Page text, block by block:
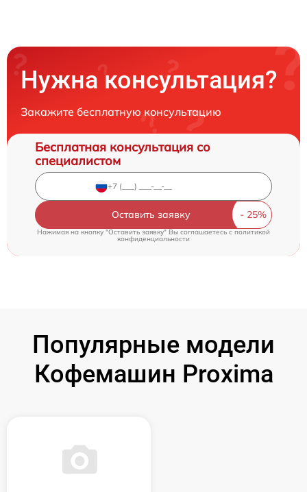
Нужна консультация?
Закажите бесплатную консультацию
Бесплатная консультация со
специалистом
Оставить заявку
Нажимая на кнопку "Оставить заявку" Вы соглашаетесь cполитикой
конфиденциальности
Популярные модели
Кофемашин Proxima